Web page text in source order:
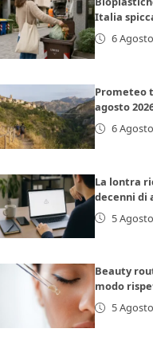
Italia
6
Prometeo
agosto
6
La lontra
decenni di
5
Beauty
modo
5